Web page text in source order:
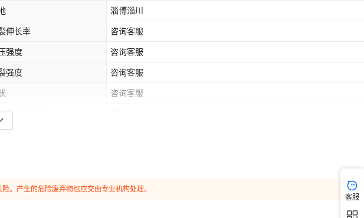
淄博淄川
伸长率 咨询客服
强度 咨询客服
强度 咨询客服
咨询客服
危险化学品
。产生的危险废弃物也应交由专业机构处理。
客服